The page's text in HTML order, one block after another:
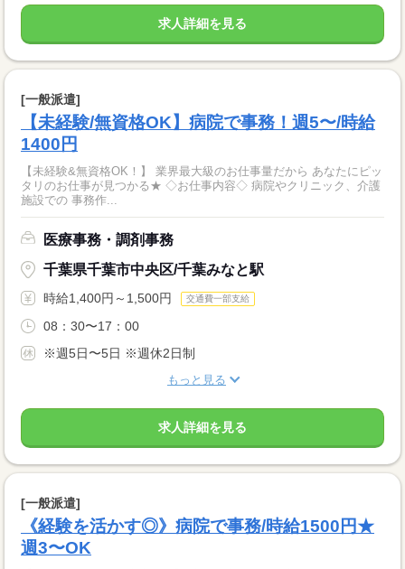
求人詳細を見る
[一般派遣]
【未経験/無資格OK】病院で事務！週5〜/時給
1400円
【未経験&無資格OK！】 業界最大級のお仕事量だから あなたにピッ
タリのお仕事が見つかる★ ◇お仕事内容◇ 病院やクリニック、介護
施設での 事務作...
医療事務・調剤事務
千葉県千葉市中央区/千葉みなと駅
時給1,400円～1,500円 交通費一部支給
08：30〜17：00
※週5日〜5日 ※週休2日制
もっと見る
求人詳細を見る
[一般派遣]
《経験を活かす◎》病院で事務/時給1500円★
週3〜OK